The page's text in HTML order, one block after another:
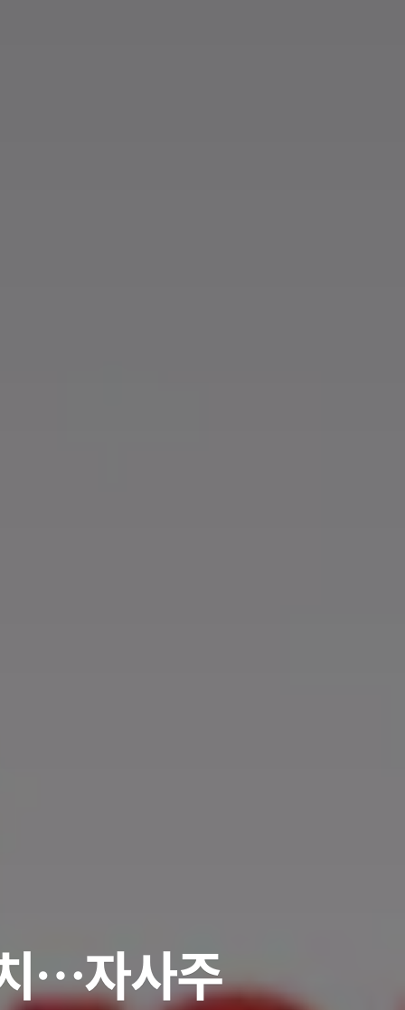
…자사주